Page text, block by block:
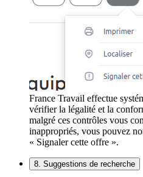
France Travail effectue
vérifier la légalité et la
malgré ces contrôles vous
inappropriés, vous pouvez
« Signaler cette offre ».
8. Suggestions de recherche